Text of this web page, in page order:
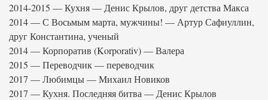
2014-2015 — Кухня — Денис Крылов, друг детства Макса
2014 — С Восьмым марта, мужчины! — Артур Сафиуллин,
друг Константина, ученый
2014 — Корпоратив (Korporativ) — Валера
2015 — Переводчик — переводчик
2017 — Любимцы — Михаил Новиков
2017 — Кухня. Последняя битва — Денис Крылов